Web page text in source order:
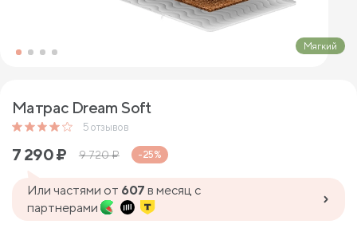
Мягкий
Матрас Dream Soft
5 отзывов
7 290₽ 9 720₽ -25%
Или частями от 607 в месяц с
партнерами